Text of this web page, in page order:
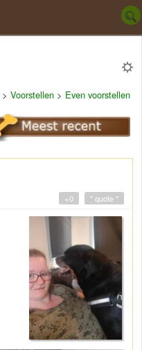
> Voorstellen > Even voorstellen
" quote "
+0